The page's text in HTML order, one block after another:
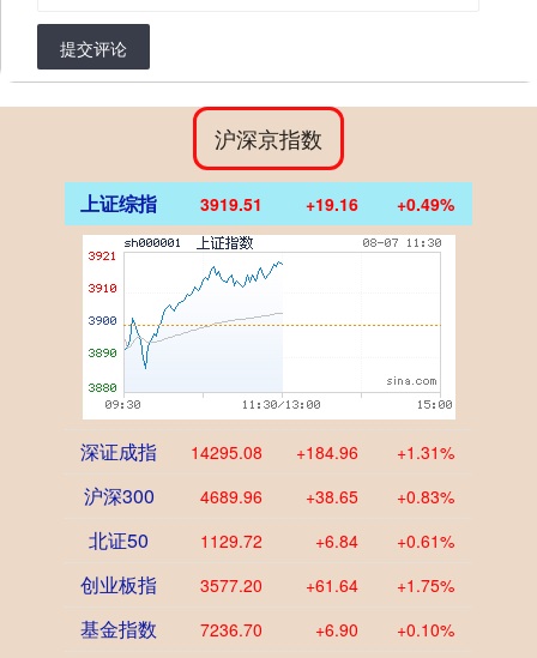
提交评论
沪深京指数
上证综指 3919.51 +19.16 +0.49%
深证成指 14295.08 +184.96 +1.31%
沪深300 4689.96 +38.65 +0.83%
北证50 1129.72 +6.84 +0.61%
创业板指 3577.20 +61.64 +1.75%
基金指数 7236.70 +6.90 +0.10%